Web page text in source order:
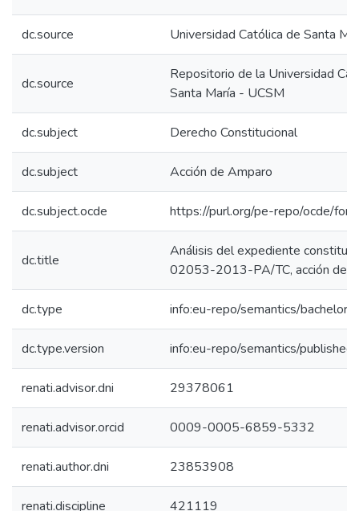
dc.source Universidad Católica de Santa
dc.source
Repositorio de la Universidad
Santa María - UCSM
dc.subject Derecho Constitucional
dc.subject Acción de Amparo
dc.subject.ocde https://purl.org/pe-repo/ocde/
dc.title
Análisis del expediente
02053-2013-PA/TC, acción de
dc.type info:eu-repo/semantics/
dc.type.version info:eu-repo/semantics/
renati.advisor.dni 29378061
renati.advisor.orcid 0009-0005-6859-5332
renati.author.dni 23853908
renati.discipline 421119